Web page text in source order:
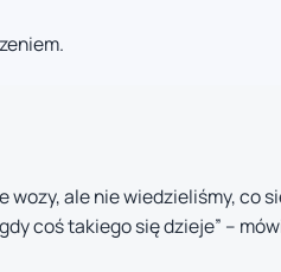
ale nie wiedzieliśmy, co
coś takiego się dzieje” –